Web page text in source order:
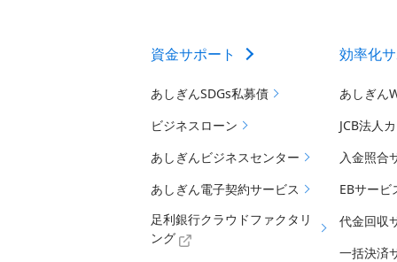
資金サポート
あしぎんSDGs私募債
ビジネスローン
あしぎんビジネスセンター
あしぎん電子契約サービス
足利銀行クラウドファクタリ
ング
効率化
あしぎん
JCB法人
入金照合
EBサービ
代金回収
一括決済